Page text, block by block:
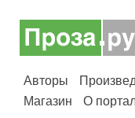
Авторы
Магазин
О